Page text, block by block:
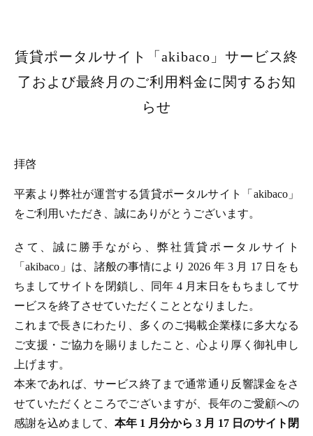
賃貸ポータルサイト「akibaco」サービス終
了および最終月のご利用料金に関するお知
らせ
拝啓
平素より弊社が運営する賃貸ポータルサイト「akibaco」
をご利用いただき、誠にありがとうございます。
さて、誠に勝手ながら、弊社賃貸ポータルサイト
「akibaco」は、諸般の事情により 2026 年 3 月 17 日をも
ちましてサイトを閉鎖し、同年 4 月末日をもちましてサ
ービスを終了させていただくこととなりました。
これまで長きにわたり、多くのご掲載企業様に多大なる
ご支援・ご協力を賜りましたこと、心より厚く御礼申し
上げます。
本来であれば、サービス終了まで通常通り反響課金をさ
せていただくところでございますが、長年のご愛顧への
感謝を込めまして、 本年 1 月分から 3 月 17 日のサイト閉